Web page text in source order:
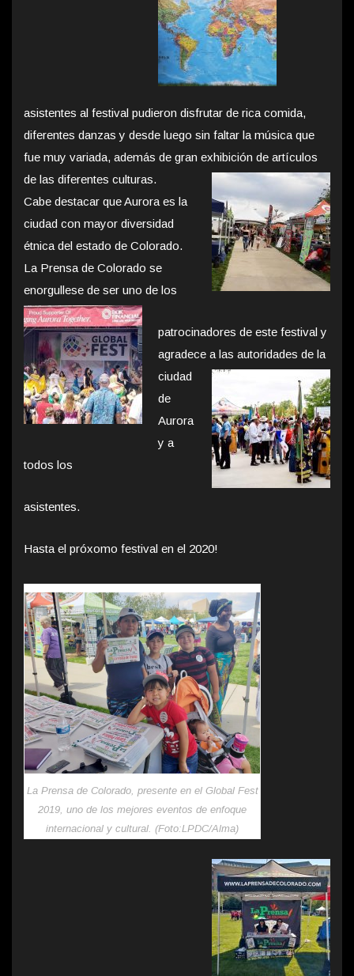
asistentes al festival pudieron disfrutar de rica comida,
diferentes danzas y desde luego sin faltar la música que
fue muy variada, además de gran exhibición de artículos
de las diferentes culturas.
Cabe destacar que Aurora es la
ciudad con mayor diversidad
étnica del estado de Colorado.
La Prensa de Colorado se
enorgullese de ser uno de los
patrocinadores de este festival y
agradece a las autoridades de la
ciudad
de
Aurora
y a
todos los
asistentes.
Hasta el próxomo festival en el 2020!
La Prensa de Colorado, presente en el Global Fest
2019, uno de los mejores eventos de enfoque
internacional y cultural. (Foto:LPDC/Alma)